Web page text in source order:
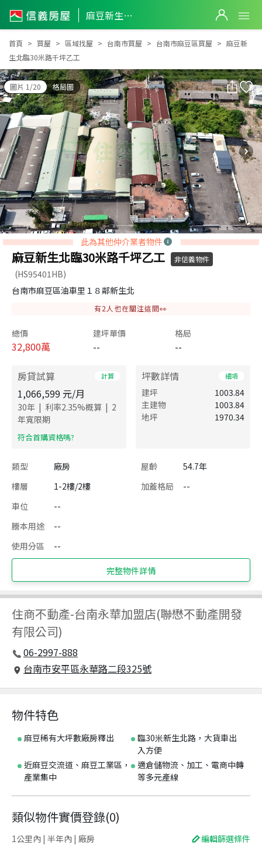
麻豆新生北臨30米路千坪乙工
麻豆新生北臨30米路千坪乙工
首頁 買屋 區域找屋 台南市買屋 台南市麻豆區買屋
麻豆新
生北臨30米路千坪乙工
圖片 1/20 格局圖
此為其他仲介業者物件
麻豆新生北臨30米路千坪乙工 非信義物件
(HS95401HB)
台南市麻豆區油車里１８鄰新生北
有2 人也在關注這間👀
總價
32,800萬
建坪單價
--
格局
--
房貸試算 計算
1,066,599 元/月
30年 | 利率2.35%概算 | 2
年寬限期
​符合首購資格嗎?
坪數詳情 細項
建坪
1003.84
主建物
1003.84
地坪
1970.34
類型 廠房 屋齡
54.7年
樓層
1-2樓/2樓 加蓋格局
--
車位
--
謄本用途
--
使用分區
--
完整物件詳情
住商不動產-台南永華加盟店(聯懋不動產開發
有限公司)
06-2997-888
台南市安平區永華路二段325號
物件特色
麻豆稀有大坪數廠房釋出
臨30米新生北路，大貨車出
入方便
近麻豆交流道、麻豆工業區，
產業集中
適倉儲物流、加工、電商中轉
等多元產線
類似物件實價登錄(0)
1公里內 | 半年內 | 廠房 編輯篩選條件